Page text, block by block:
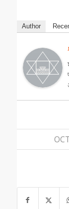
Author